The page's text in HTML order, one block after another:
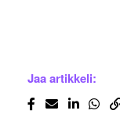
Jaa artikkeli: